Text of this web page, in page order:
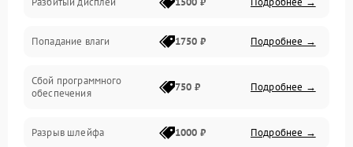
Механика
Управление
Электропитание
Попадание влаги 1750 ₽ Подробнее →
Сбой программного
обеспечения
750 ₽ Подробнее →
Разрыв шлейфа 1000 ₽ Подробнее →